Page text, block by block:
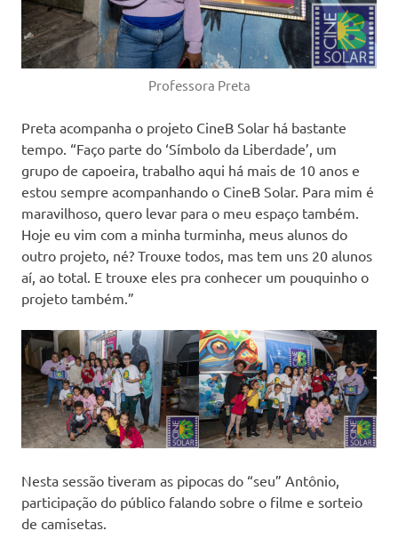
Professora Preta
Preta acompanha o projeto CineB Solar há bastante
tempo. “Faço parte do ‘Símbolo da Liberdade’, um
grupo de capoeira, trabalho aqui há mais de 10 anos e
estou sempre acompanhando o CineB Solar. Para mim é
maravilhoso, quero levar para o meu espaço também.
Hoje eu vim com a minha turminha, meus alunos do
outro projeto, né? Trouxe todos, mas tem uns 20 alunos
aí, ao total. E trouxe eles pra conhecer um pouquinho o
projeto também.”
Nesta sessão tiveram as pipocas do “seu” Antônio,
participação do público falando sobre o filme e sorteio
de camisetas.